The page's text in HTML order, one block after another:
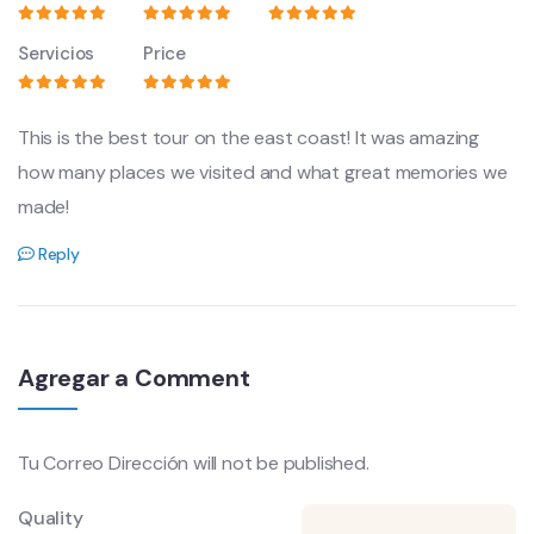
Servicios Price
This is the best tour on the east coast! It was amazing
how many places we visited and what great memories we
made!
Reply
Agregar a Comment
Tu Correo Dirección will not be published.
Quality